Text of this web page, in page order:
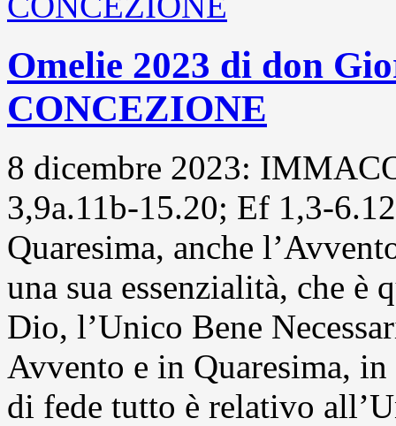
Omelie 2023 di don
CONCEZIONE
8 dicembre 2023:
3,9a.11b-15.20; Ef 1,3-
Quaresima, anche
una sua essenzialità, che è
Dio, l’Unico Bene
Avvento e in Quaresima,
di fede tutto è relativo